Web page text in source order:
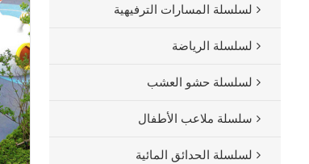
لسلسلة المسارات الترفيهية
لسلسلة الرياضة
لسلسلة حشو العشب
سلسلة ملاعب الأطفال
لسلسلة الحدائق المائية